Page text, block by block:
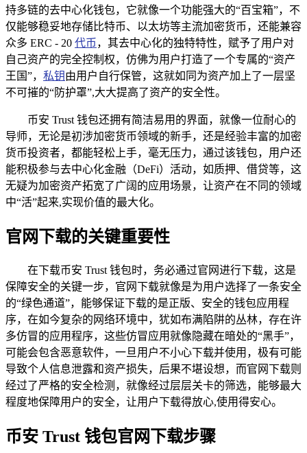
持多链的去中心化钱包，它就像一个功能强大的“百宝箱”，不
仅能够稳妥地存储比特币、以太坊等主流加密货币，还能兼容
众多 ERC - 20 代币 ，其去中心化的独特特性，赋予了用户对
自己资产的完全控制权，仿佛为用户打造了一个专属的“资产
王国”， 私钥由用户自行保管，这就如同为资产加上了一层坚
不可摧的“防护罩”,大大提高了资产的安全性。
币安 Trust 钱包还拥有简洁易用的界面，就像一位耐心的
导师，无论是初涉加密货币领域的新手，还是经验丰富的加密
货币投资者，都能轻松上手，毫无压力，通过该钱包，用户还
能积极参与去中心化金融（DeFi）活动，如质押、借贷等，这
无疑为加密资产拓宽了广阔的应用场景，让资产在不同的领域
中“活”起来,实现价值的最大化。
官网下载的关键重要性
在下载币安 Trust 钱包时，务必通过官网进行下载，这是
保障安全的关键一步，官网下载就像是为用户选择了一条安全
的“绿色通道”，能够保证下载的是正版、安全的钱包应用程
序，在如今复杂的网络环境中，犹如布满陷阱的丛林，存在许
多仿冒的应用程序，这些仿冒应用就像隐藏在暗处的“黑手”，
可能会包含恶意软件，一旦用户不小心下载并使用，极有可能
导致个人信息泄露和资产损失，后果不堪设想，而官网下载则
经过了严格的安全检测，就像经过层层关卡的筛选，能够最大
程度地保障用户的安全，让用户下载得放心,使用得安心。
币安 Trust 钱包官网下载步骤